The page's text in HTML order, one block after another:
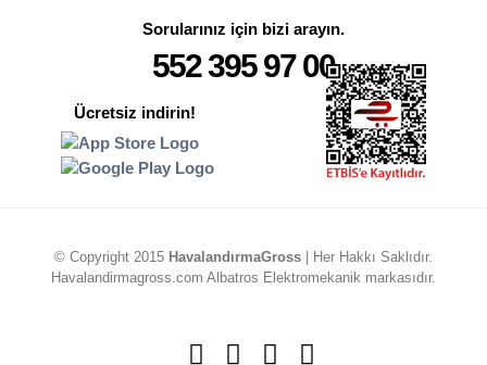
Sorularınız için bizi arayın.
552 395 97 00
Ücretsiz indirin!
© Copyright 2015 HavalandırmaGross | Her Hakkı Saklıdır.
Havalandirmagross.com Albatros Elektromekanik markasıdır.